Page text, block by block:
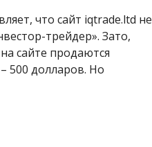
что сайт iqtrade.ltd не
трейдер». Зато,
сайте продаются
500 долларов. Но